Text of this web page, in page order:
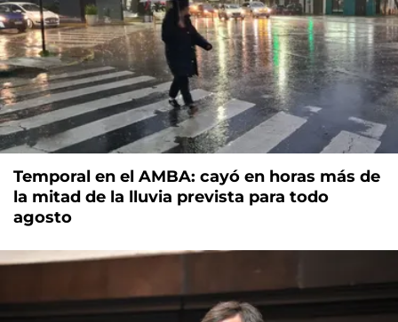
Temporal en el AMBA: cayó en horas más de
la mitad de la lluvia prevista para todo
agosto